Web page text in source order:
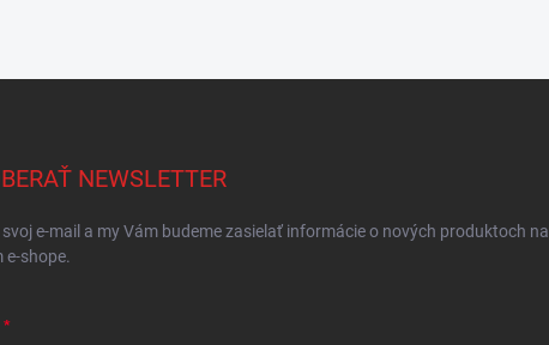
NEWSLETTER
e-mail a my Vám budeme zasielať informácie o nových produktoch na
e-shope.